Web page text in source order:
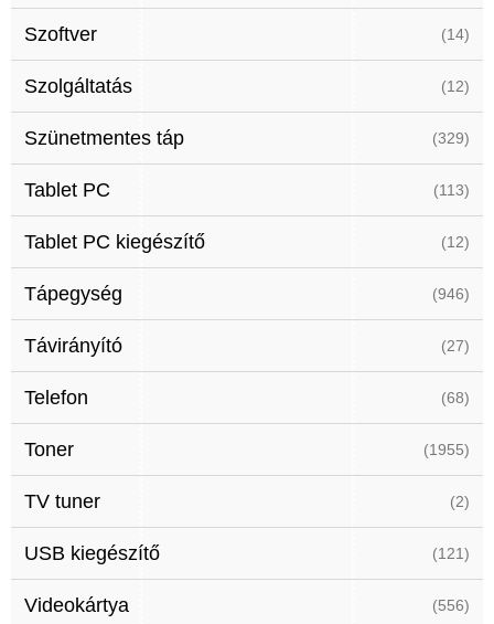
Szoftver (14)
Szolgáltatás (12)
Szünetmentes táp (329)
Tablet PC (113)
Tablet PC kiegészítő (12)
Tápegység (946)
Távirányító (27)
Telefon (68)
Toner (1955)
TV tuner (2)
USB kiegészítő (121)
Videokártya (556)